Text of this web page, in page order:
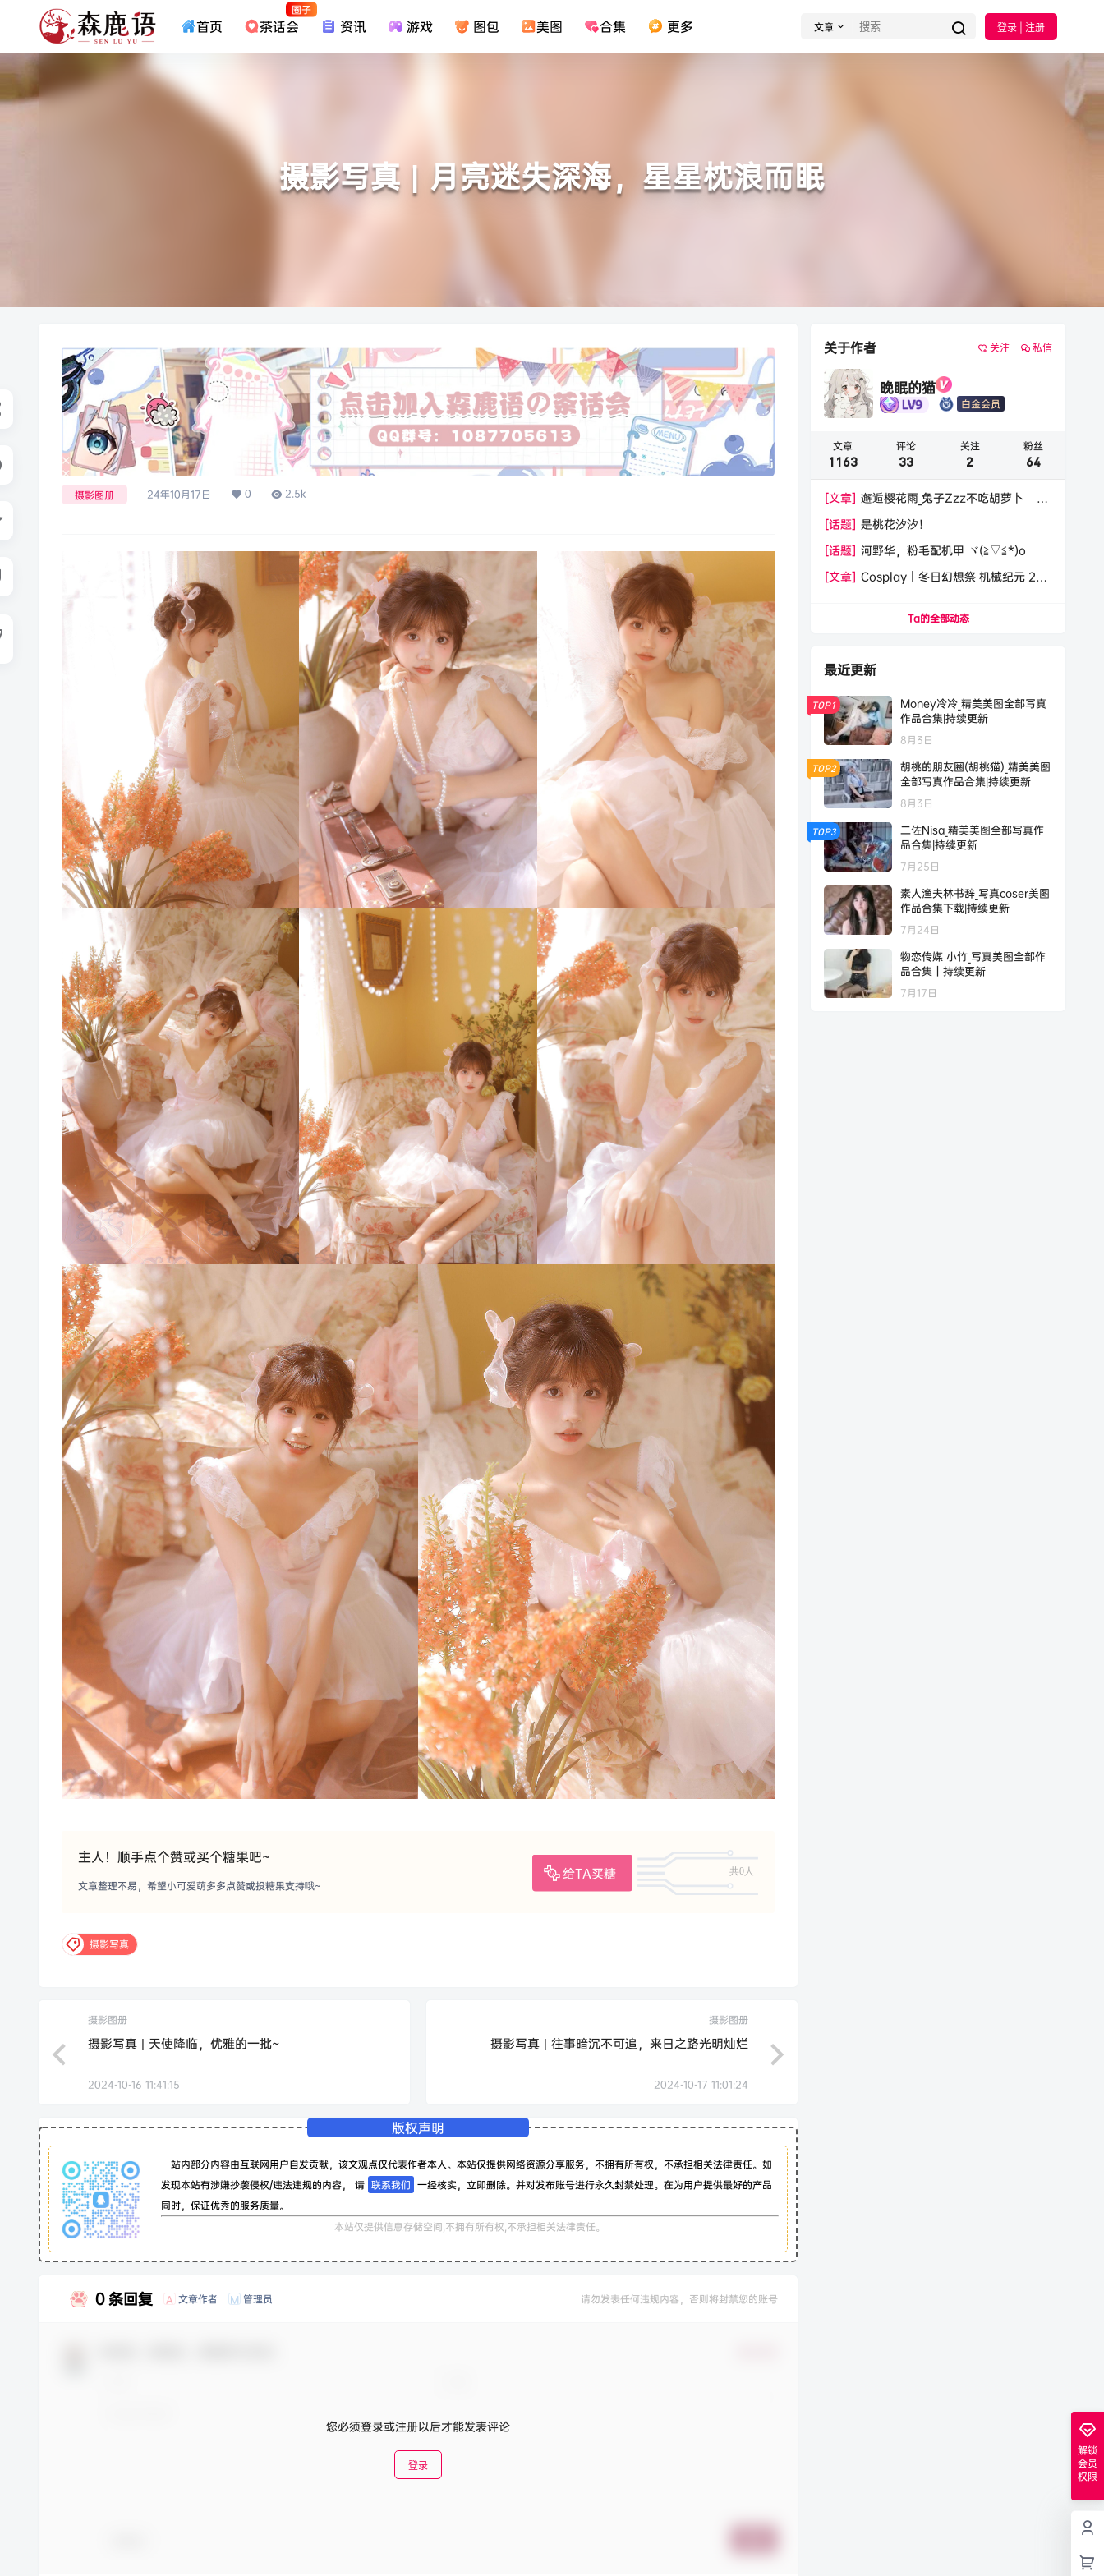
首页 茶话会
圈子
资讯 游戏 图包 美图 合集 更多 文章 登录 | 注册
摄影写真 | 月亮迷失深海，星星枕浪而眠
摄影图册 24年10月17日 0 2.5k
主人！顺手点个赞或买个糖果吧~
给TA买糖 共0人
文章整理不易，希望小可爱萌多多点赞或投糖果支持哦~
摄影写真
摄影图册
摄影写真 | 天使降临，优雅的一批~
2024-10-16 11:41:15
摄影图册
摄影写真 | 往事暗沉不可追，来日之路光明灿烂
2024-10-17 11:01:24
版权声明
站内部分内容由互联网用户自发贡献，该文观点仅代表作者本人。本站仅提供网络资源分享服务，不拥有所有权，不承担相关法律责任。如
发现本站有涉嫌抄袭侵权/违法违规的内容， 请 联系我们 一经核实，立即删除。并对发布账号进行永久封禁处理。在为用户提供最好的产品
同时，保证优秀的服务质量。
本站仅提供信息存储空间,不拥有所有权,不承担相关法律责任。
0 条回复 A 文章作者 M 管理员 请勿发表任何违规内容，否则将封禁您的账号
您必须登录或注册以后才能发表评论
登录
关于作者 关注 私信
晚眠的猫
白金会员
文章
1163
评论
33
关注
2
粉丝
64
[文章] 邂逅樱花雨_兔子Zzz不吃胡萝卜 – 写
[话题] 是桃花汐汐！
[话题] 河野华，粉毛配机甲 ヾ(≧▽≦*)o
[文章] Cosplay｜冬日幻想祭 机械纪元 2b
Ta的全部动态
最近更新
TOP1
Money冷冷_精美美图全部写真
作品合集|持续更新
8月3日
TOP2
胡桃的朋友圈(胡桃猫)_精美美图
全部写真作品合集|持续更新
8月3日
TOP3
二佐Nisa_精美美图全部写真作
品合集|持续更新
7月25日
素人渔夫林书辞_写真coser美图
作品合集下载|持续更新
7月24日
物恋传媒 小竹_写真美图全部作
品合集｜持续更新
7月17日
解锁
会员
权限